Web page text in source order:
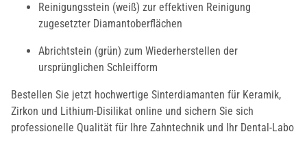
Reinigungsstein (weiß) zur effektiven Reinigung
zugesetzter Diamantoberflächen
Abrichtstein (grün) zum Wiederherstellen der
ursprünglichen Schleifform
Bestellen Sie jetzt hochwertige Sinterdiamanten für Keramik,
Zirkon und Lithium-Disilikat online und sichern Sie sich
professionelle Qualität für Ihre Zahntechnik und Ihr Dental-Labo